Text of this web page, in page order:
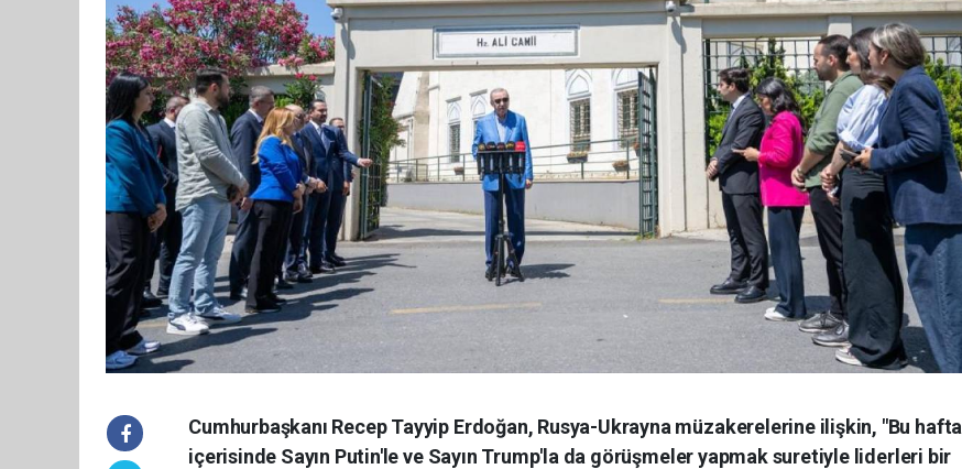
Cumhurbaşkanı Recep Tayyip Erdoğan, Rusya-Ukrayna müzakerelerine ilişkin, "Bu hafta
içerisinde Sayın Putin'le ve Sayın Trump'la da görüşmeler yapmak suretiyle liderleri bir